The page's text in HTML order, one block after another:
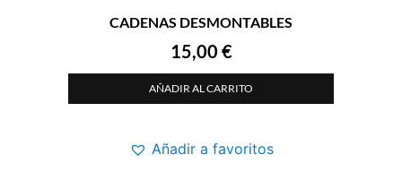
CADENAS DESMONTABLES
15,00 €
AÑADIR AL CARRITO
Añadir a favoritos